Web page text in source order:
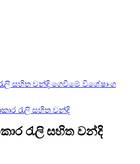
රැලි සහිත වන්දි